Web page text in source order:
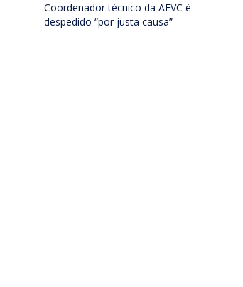
Coordenador técnico da AFVC é
despedido “por justa causa”